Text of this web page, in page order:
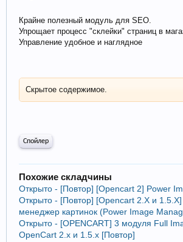
Крайне полезный модуль для SEO.
Упрощает процесс "склейки" страниц в
Управление удобное и наглядное
Скрытое содержимое.
Спойлер
Похожие складчины
Открыто - [Повтор] [Opencart 2] Power
Открыто - [Повтор] [Opencart 2.X и
менеджер картинок (Power Image
Открыто - [OPENCART] 3 модуля Full
OpenCart 2.x и 1.5.x [Повтор]